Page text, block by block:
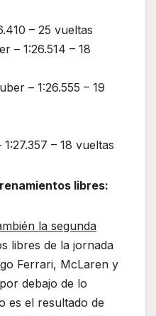
– 25 vueltas
– 1:26.514 – 18
– 1:26.555 – 19
– 18 vueltas
libres:
la segunda
libres de la jornada
Ferrari, McLaren y
debajo de lo
es el resultado de